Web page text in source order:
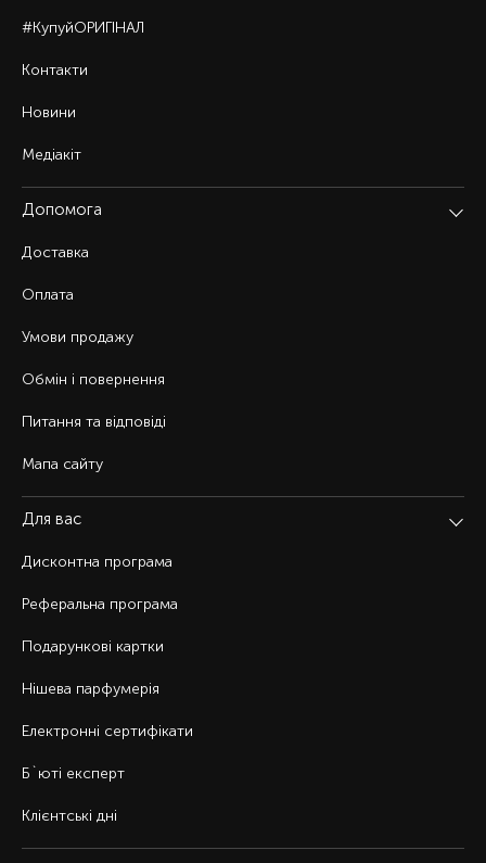
#КупуйОРИГІНАЛ
Контакти
Новини
Медіакіт
Допомога
Доставка
Оплата
Умови продажу
Обмін і повернення
Питання та відповіді
Мапа сайту
Для вас
Дисконтна програма
Реферальна програма
Подарункові картки
Нішева парфумерія
Електронні сертифікати
Б`юті експерт
Клієнтські дні